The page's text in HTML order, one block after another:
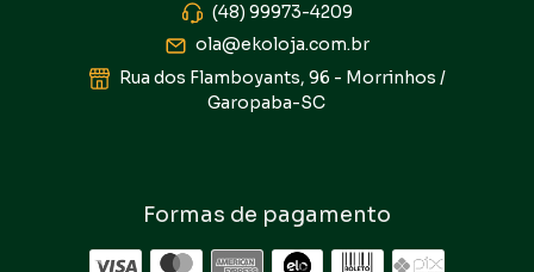
(48) 99973-4209
ola@ekoloja.com.br
Rua dos Flamboyants, 96 - Morrinhos /
Garopaba-SC
Formas de pagamento